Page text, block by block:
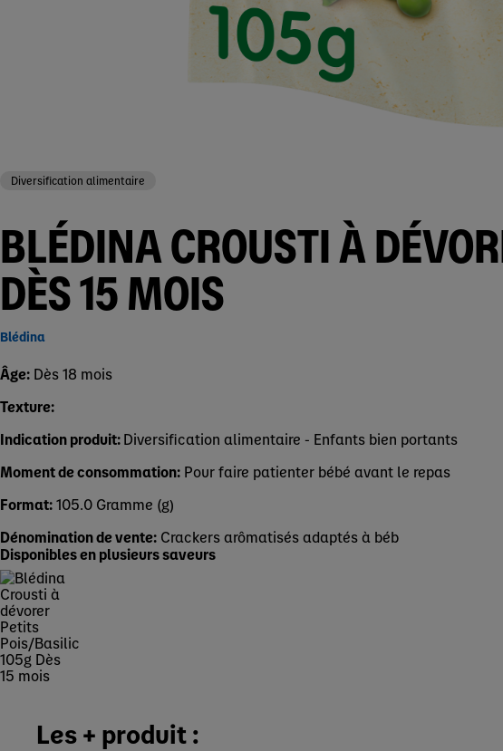
Diversification alimentaire
BLÉDINA CROUSTI À
DÈS 15 MOIS
Blédina
Âge: Dès 18 mois
Texture:
Indication produit:Diversification alimentaire - Enfants bien portants
Moment de consommation: Pour faire patienter bébé avant le repas
Format:105.0 Gramme (g)
Dénomination de vente: Crackers arômatisés adaptés à béb
Disponibles en plusieurs saveurs
Les + produit :